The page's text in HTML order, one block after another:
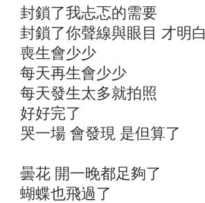
封鎖了我忐忑的需要
封鎖了你聲線與眼目 才明白
喪生會少少
每天再生會少少
每天發生太多就拍照
好好完了
哭一場 會發現 是但算了
曇花 開一晚都足夠了
蝴蝶也飛過了